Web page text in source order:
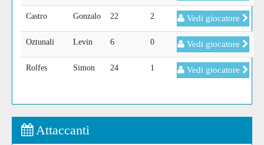
Castro Gonzalo 22 2 Vedi giocatore
Oztunali Levin 6 0 Vedi giocatore
Rolfes Simon 24 1 Vedi giocatore
Attaccanti